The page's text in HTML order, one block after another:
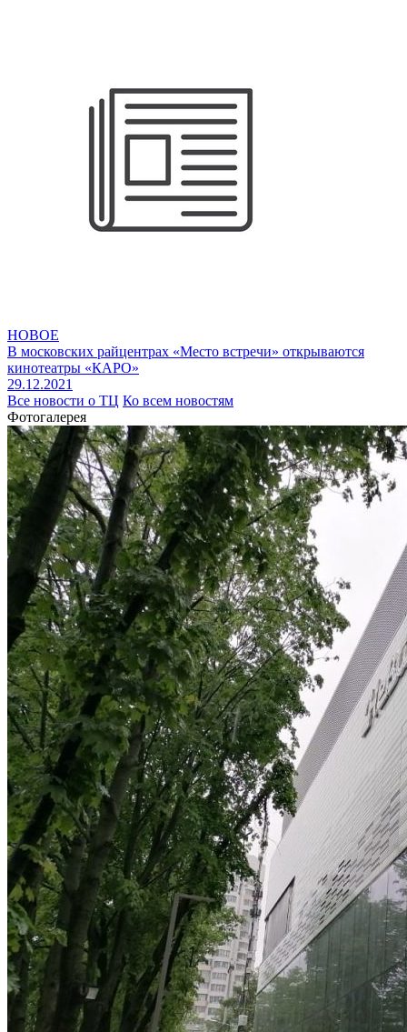
НОВОЕ
В московских райцентрах «Место встречи» открываются
кинотеатры «КАРО»
29.12.2021
Все новости о ТЦ Ко всем новостям
Фотогалерея